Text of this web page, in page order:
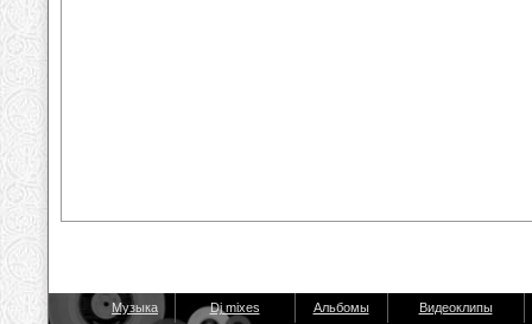
Музыка Dj mixes Альбомы
Видеоклипы